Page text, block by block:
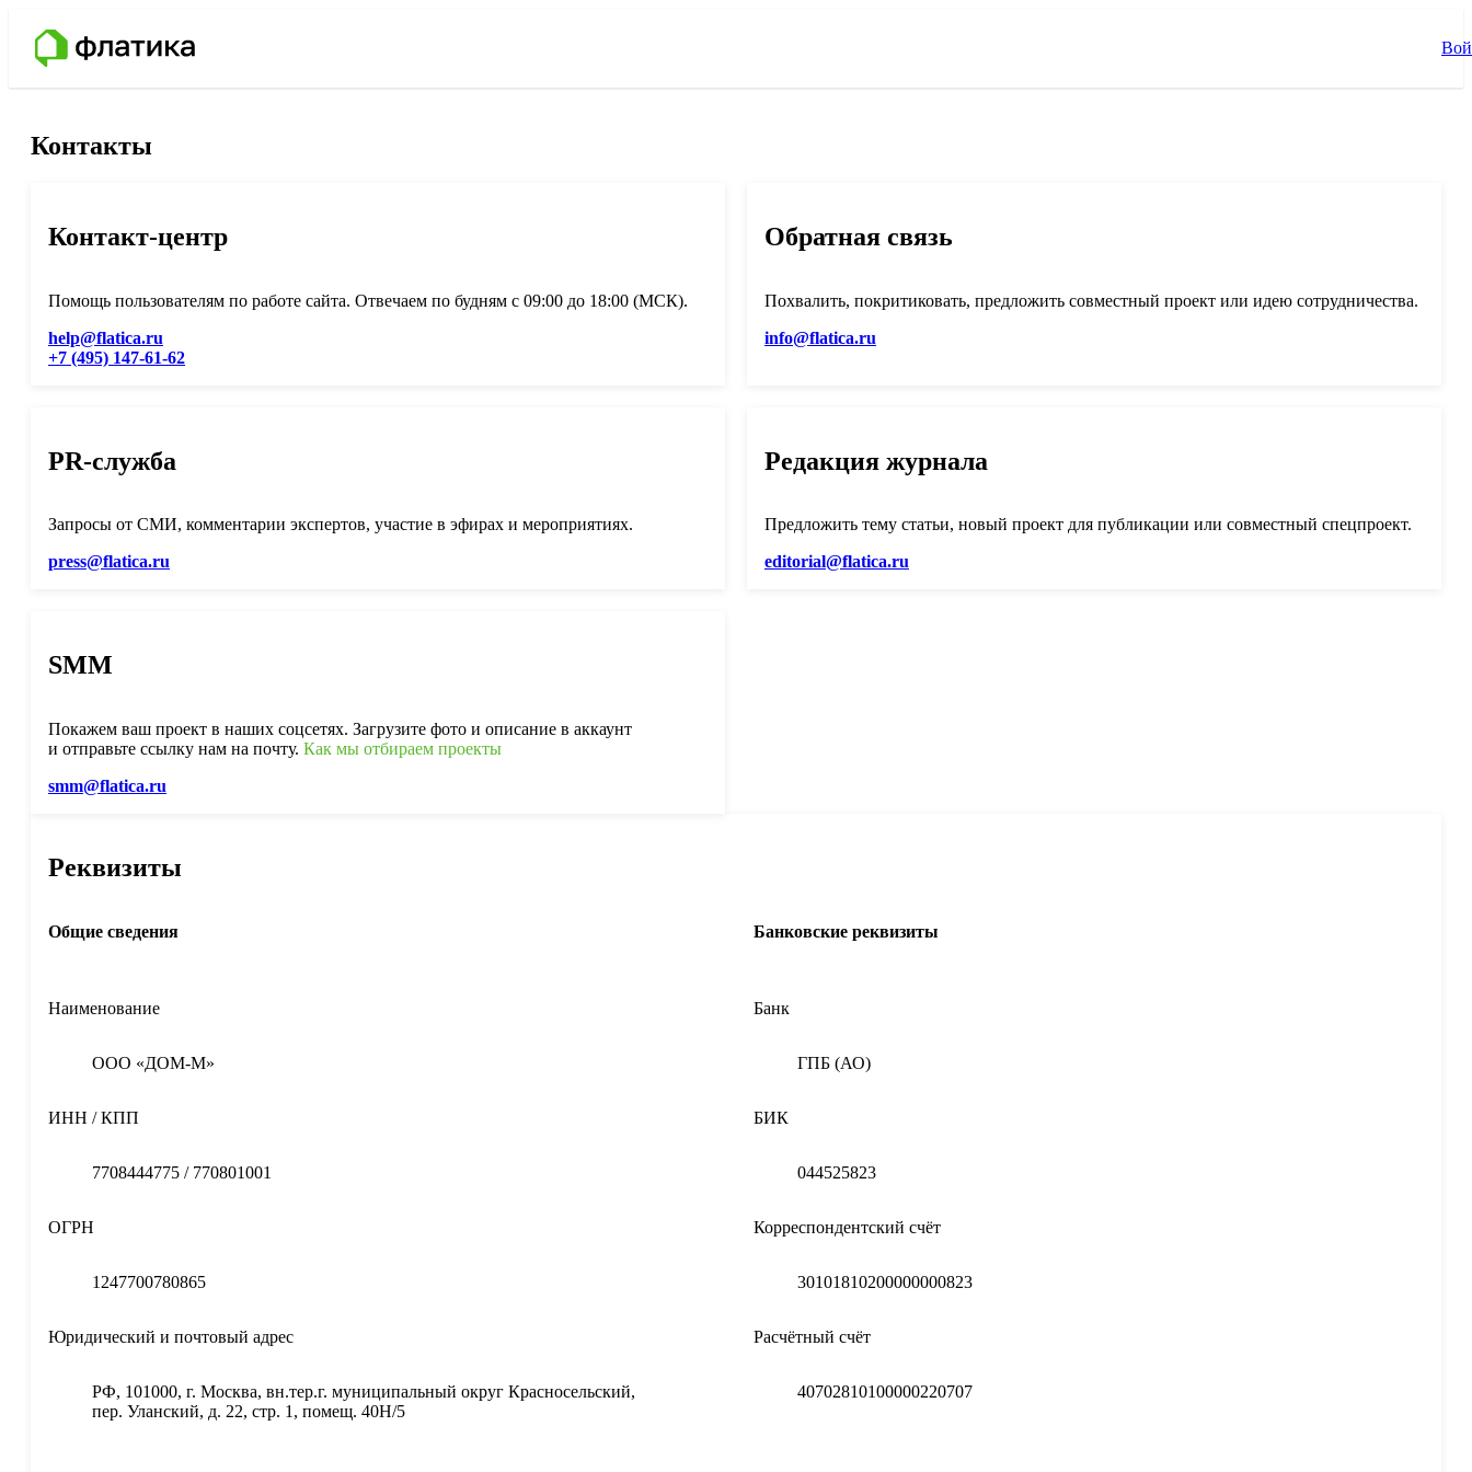
Контакты
Контакт-центр
Помощь пользователям по работе сайта. Отвечаем по будням с 09:00 до 18:00 (МСК).
help@flatica.ru
+7 (495) 147-61-62
Обратная связь
Похвалить, покритиковать, предложить совместный проект или идею сотрудничества.
info@flatica.ru
PR-служба
Запросы от СМИ, комментарии экспертов, участие в эфирах и мероприятиях.
press@flatica.ru
Редакция журнала
Предложить тему статьи, новый проект для публикации или совместный спецпроект.
editorial@flatica.ru
SMM
Покажем ваш проект в наших соцсетях. Загрузите фото и описание в аккаунт
и отправьте ссылку нам на почту. Как мы отбираем проекты
smm@flatica.ru
Реквизиты
Общие сведения
Наименование
ООО «ДОМ-М»
ИНН / КПП
7708444775 / 770801001
ОГРН
1247700780865
Юридический и почтовый адрес
РФ, 101000, г. Москва, вн.тер.г. муниципальный округ Красносельский,
пер. Уланский, д. 22, стр. 1, помещ. 40Н/5
Банковские реквизиты
Банк
ГПБ (АО)
БИК
044525823
Корреспондентский счёт
30101810200000000823
Расчётный счёт
40702810100000220707